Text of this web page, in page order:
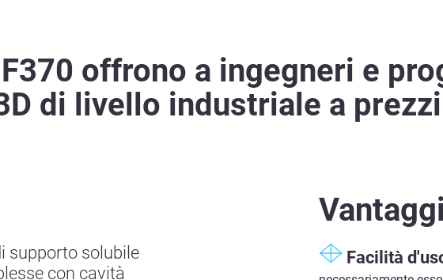
offrono a ingegneri e
di livello industriale a
supporto solubile
con cavità
Vantaggi
Facilità